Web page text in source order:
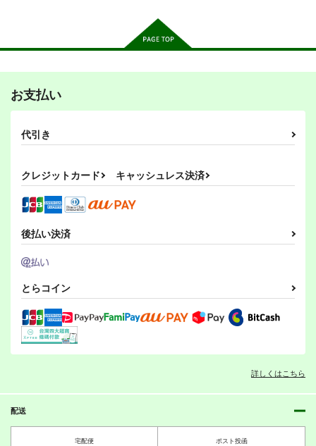
お支払い
代引き
クレジットカード キャッシュレス決済
後払い決済
とらコイン
詳しくはこちら
配送
宅配便 ポスト投函